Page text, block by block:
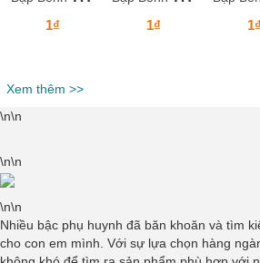
1₫ 1₫ 1₫
Xem thêm >>
\n\n
\n\n
\n\n
Nhiều bậc phụ huynh đã băn khoăn và tìm
cho con em mình. Với sự lựa chọn hàng